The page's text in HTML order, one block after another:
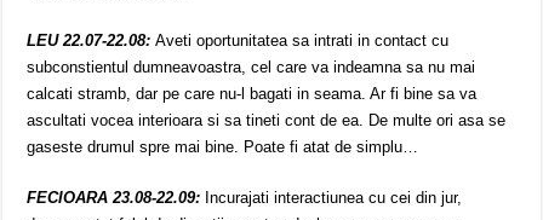
LEU 22.07-22.08: Aveti oportunitatea sa intrati in contact cu
subconstientul dumneavoastra, cel care va indeamna sa nu mai
calcati stramb, dar pe care nu-l bagati in seama. Ar fi bine sa va
ascultati vocea interioara si sa tineti cont de ea. De multe ori asa se
gaseste drumul spre mai bine. Poate fi atat de simplu…
FECIOARA 23.08-22.09: Incurajati interactiunea cu cei din jur,